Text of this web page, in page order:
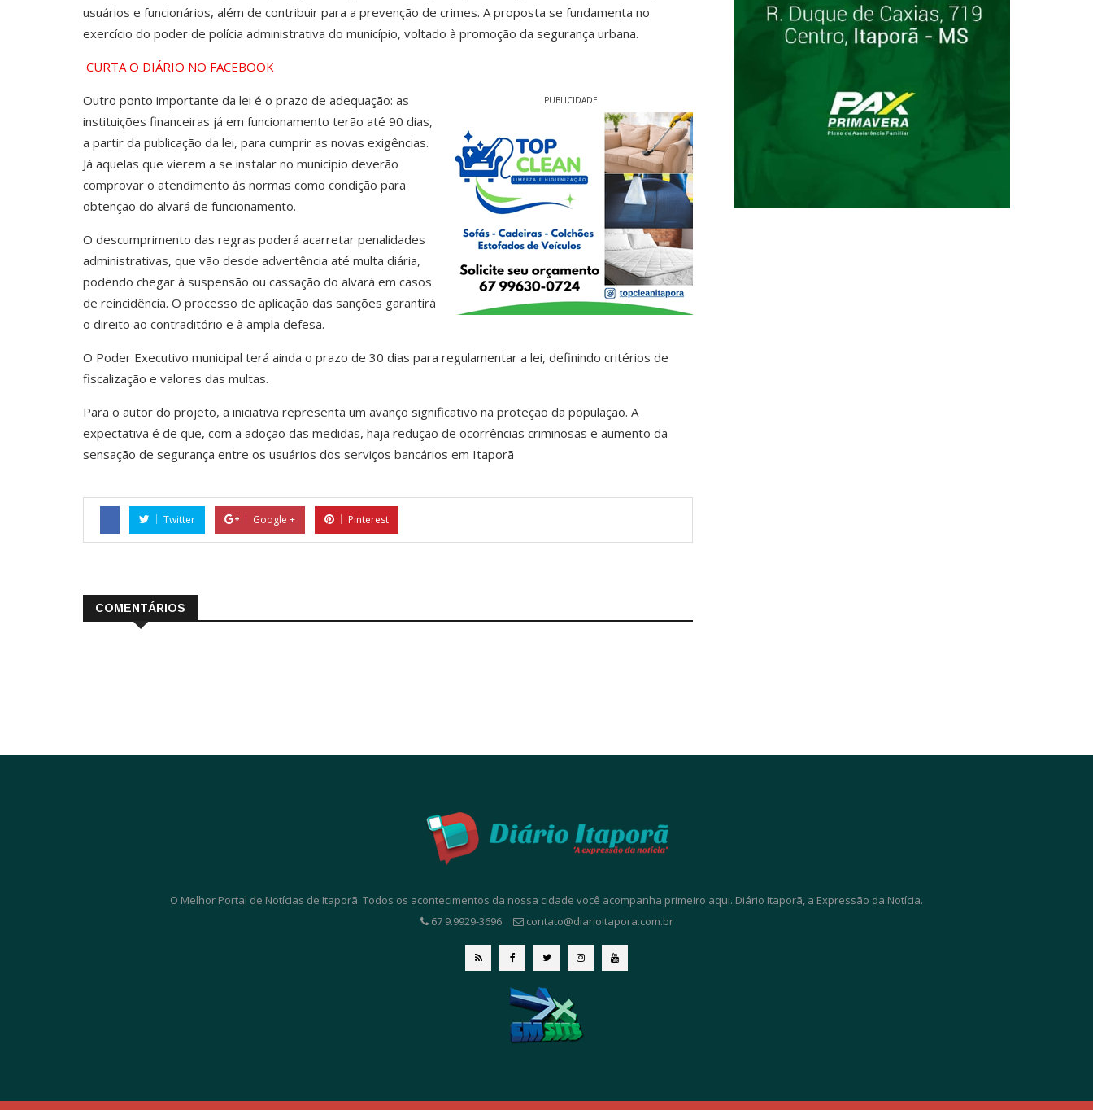
usuários e funcionários, além de contribuir para a prevenção de crimes. A proposta se fundamenta no
exercício do poder de polícia administrativa do município, voltado à promoção da segurança urbana.
CURTA O DIÁRIO NO FACEBOOK
PUBLICIDADE
Outro ponto importante da lei é o prazo de adequação: as
instituições financeiras já em funcionamento terão até 90 dias,
a partir da publicação da lei, para cumprir as novas exigências.
Já aquelas que vierem a se instalar no município deverão
comprovar o atendimento às normas como condição para
obtenção do alvará de funcionamento.
O descumprimento das regras poderá acarretar penalidades
administrativas, que vão desde advertência até multa diária,
podendo chegar à suspensão ou cassação do alvará em casos
de reincidência. O processo de aplicação das sanções garantirá
o direito ao contraditório e à ampla defesa.
O Poder Executivo municipal terá ainda o prazo de 30 dias para regulamentar a lei, definindo critérios de
fiscalização e valores das multas.
Para o autor do projeto, a iniciativa representa um avanço significativo na proteção da população. A
expectativa é de que, com a adoção das medidas, haja redução de ocorrências criminosas e aumento da
sensação de segurança entre os usuários dos serviços bancários em Itaporã
Twitter Google + Pinterest
COMENTÁRIOS
O Melhor Portal de Notícias de Itaporã. Todos os acontecimentos da nossa cidade você acompanha primeiro aqui. Diário Itaporã, a Expressão da Notícia.
67 9.9929-3696
contato@diarioitapora.com.br